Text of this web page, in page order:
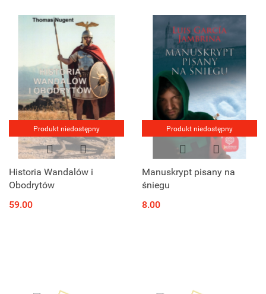
Produkt niedostępny
Historia Wandalów i
Obodrytów
59.00
Produkt niedostępny
Manuskrypt pisany na
śniegu
8.00